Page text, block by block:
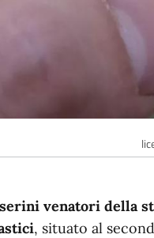
venatori della
, situato al